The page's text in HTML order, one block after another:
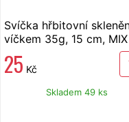
Svíčka hřbitovní
víčkem 35g, 15 cm, MIX
25 Kč
Skladem 49 ks